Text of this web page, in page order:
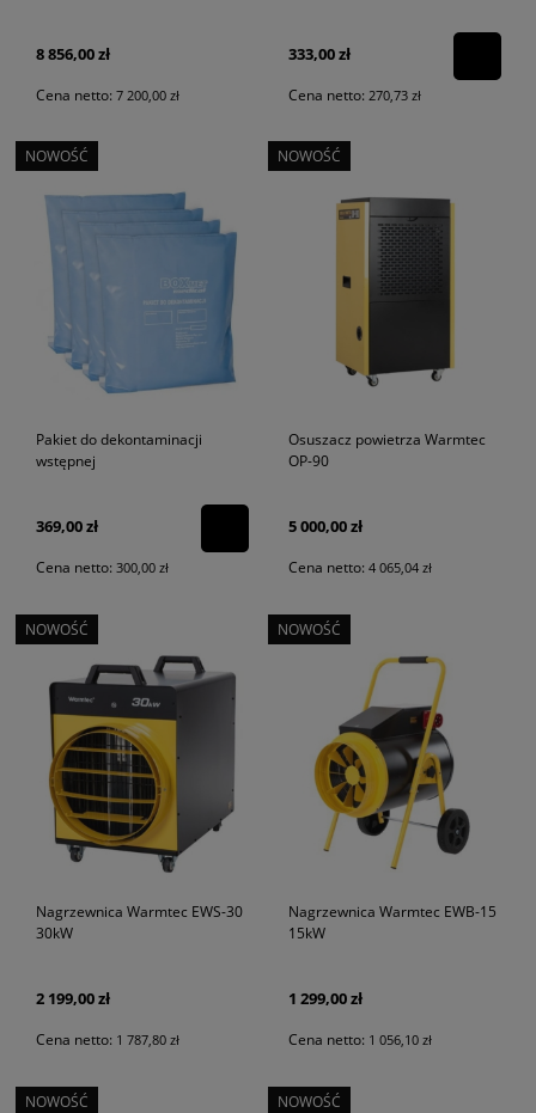
8 856,00 zł
Cena netto: 7 200,00 zł
333,00 zł
Cena netto: 270,73 zł
Pakiet do dekontaminacji
wstępnej
369,00 zł
Cena netto: 300,00 zł
NOWOŚĆ
Osuszacz powietrza Warmtec
OP-90
5 000,00 zł
Cena netto: 4 065,04 zł
NOWOŚĆ
Nagrzewnica Warmtec EWS-30
30kW
2 199,00 zł
Cena netto: 1 787,80 zł
NOWOŚĆ
Nagrzewnica Warmtec EWB-15
15kW
1 299,00 zł
Cena netto: 1 056,10 zł
NOWOŚĆ
NOWOŚĆ NOWOŚĆ